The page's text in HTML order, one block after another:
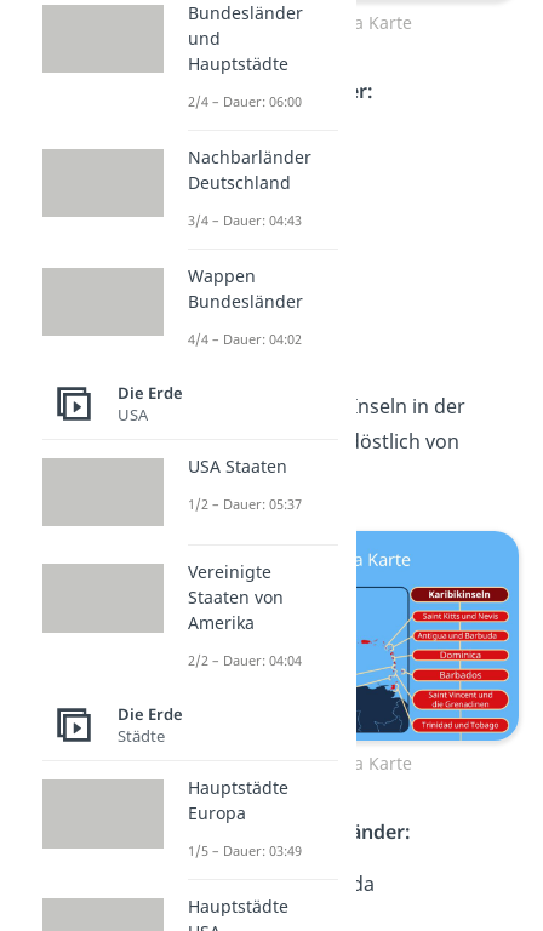
Mittelamerika Karte
Zu ihr gehören 7 Länder:
Guatemala
El Salvador
Nicaragua
und Panama
DieKaribikinseln
sind Inseln in der
Karibik und liegen nordöstlich von
Zentralamerika.
Mittelamerika Karte
Zu ihnen gehören
13 Länder:
Antigua und Barbuda
Bahamas
Bundesländer
und
Hauptstädte
2/4 – Dauer: 06:00
Nachbarländer
Deutschland
3/4 – Dauer: 04:43
Wappen
Bundesländer
4/4 – Dauer: 04:02
Die Erde
USA
USA Staaten
1/2 – Dauer: 05:37
Vereinigte
Staaten von
Amerika
2/2 – Dauer: 04:04
Die Erde
Städte
Hauptstädte
Europa
1/5 – Dauer: 03:49
Hauptstädte